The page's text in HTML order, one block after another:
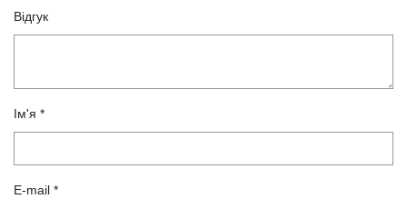
Відгук
Ім'я *
E-mail *